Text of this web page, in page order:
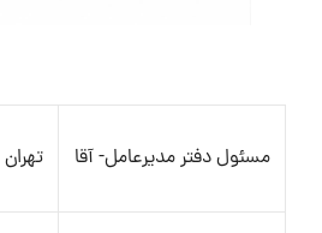
مسئول دفتر مدیرعامل- آقا تهران